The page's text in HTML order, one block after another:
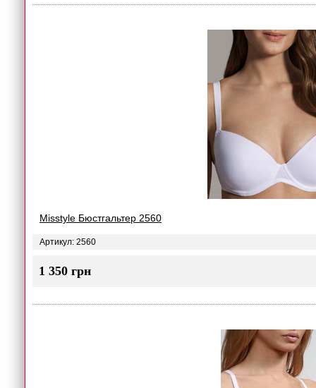
Misstyle Бюстгальтер 2560
Артикул: 2560
1 350 грн